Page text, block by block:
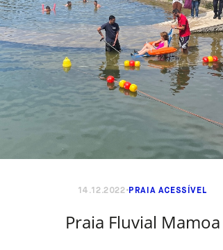
14.12.2022 PRAIA ACESSÍVEL
Praia Fluvial Mamoa